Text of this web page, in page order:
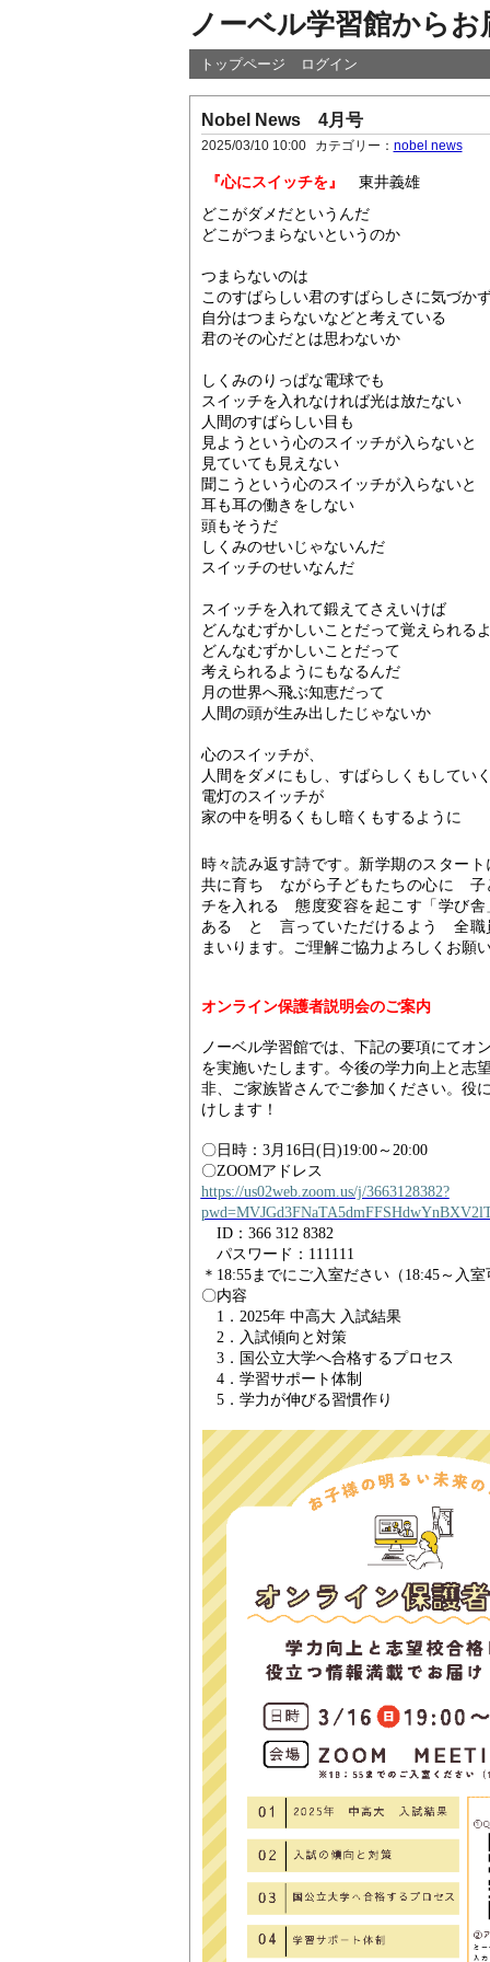
ノーベル学習館から
トップページ ログイン
Nobel News 4月号
2025/03/10 10:00 カテゴリー： nobel news
『心にスイッチを』
東井義雄
どこがダメだというんだ
どこがつまらないというのか
つまらないのは
このすばらしい君のすばらしさに気づか
自分はつまらないなどと考えている
君のその心だとは思わないか
しくみのりっぱな電球でも
スイッチを入れなければ光は放たない
人間のすばらしい目も
見ようという心のスイッチが入らないと
見ていても見えない
聞こうという心のスイッチが入らないと
耳も耳の働きをしない
頭もそうだ
しくみのせいじゃないんだ
スイッチのせいなんだ
スイッチを入れて鍛えてさえいけば
どんなむずかしいことだって覚えられる
どんなむずかしいことだって
考えられるようにもなるんだ
月の世界へ飛ぶ知恵だって
人間の頭が生み出したじゃないか
心のスイッチが、
人間をダメにもし、すばらしくもしてい
電灯のスイッチが
家の中を明るくもし暗くもするように
時々読み返す詩です。新学期のスター
共に育ち ながら子どもたちの心に 子
チを入れる 態度変容を起こす「学び舎
ある と 言っていただけるよう 全職
まいります。ご理解ご協力 よろ しくお願
オンライン保護者説明会のご案内
ノーベル学習館では、下記の要項にてオ
を実施いたします。 今後の学力向上と志
非、ご家族皆さんでご参加ください。 役
けします！
〇日時： 3月 16日(日)19:00～ 20:00
〇ZOOMアドレス
https://us02web.zoom.us/j/3663128382?
ID： 366 312 8382
パスワード： 111111
＊ 18:55までにご入室ださい（18:45～入室
〇内容
1．2025年 中高大 入試結果
2．入試傾向と対策
3．国公立大学へ合格するプロセス
4．学習サポート体制
5．学力が伸びる習慣作り